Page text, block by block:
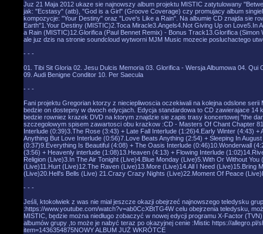
Juz 21 Maja 2012 ukaze sie najnowszy album projektu MISTIC zatytulowany
jak: "Ecstasy" (atb), "God is a Girl" (Groove Coverage) czy promujacy album
kompozycje: "Your Destiny" oraz "Love's Like a Rain". Na albumie CD znajda sie
Earth"1.Your Destiny (MISTIC)2.Toca Miracle3.Angels4.Not Giving Up on
a Rain (MISTIC)12.Glorifica (Paul Bennet Remix) - Bonus Track13.Glorifica
ale juz dzis na stronie soundcloud wytworni MJM Music mozecie posluchactego
- - -
01. Tibi Sit Gloria 02. Jesu Dulcis Memoria 03. Glorifica - Wersja Albumowa 04.
09. Audi Benigne Conditor 10. Per Saecula
- - -
Fani projektu Gregorian ktorzy z nieciepliwoscia oczekiwali na kolejna odslone
bedzie on dostepny w dwoch edycjach. Edycja standardowa to CD zawierajace
bedzie rowniez krazek DVD na ktorym znajdzie sie zapis trasy koncertowej "the
szczegolowym spisem zawartosci obu krazkow :CD - Masters Of Chant Chapter
Interlude (0:39)3.The Rose (3:43) + Late Fall Interlude (1:26)4.Early Winter (4:43)
Anything But Love Interlude (0:56)7.Love Beats Anything (2:54) + Sleeping In
(0:37)9.Everything Is Beautiful (4:08) + The Oasis Interlude (0:46)10.Wonderwall
(3:56) + Heavenly interlude (1:08)13.Heaven (4:13) + Flowing Interlude
Religion (Live)3.In The Air Tonight (Live)4.Blue Monday (Live)5.With Or Without
(Live)11.Hurt (Live)12.The Raven (Live)13.More (Live)14.All I Need (Live)15.Bring
(Live)20.Hell's Bells (Live) 21.Crazy Crazy Nights (Live)22.Moment Of Peace
- - -
Jeśli, ktokolwiek z was nie miał jeszcze okazji obejrzeć najnowszego teledysku
:https://www.youtube.com/watch?v=ab0CcXBtTG4W celu obejrzenia teledysku,
MISTIC, będzie można niedługo zobaczyć w nowej edycji programu X-Factor
albumów grupy ,to może je nabyć teraz po okazyjnej cenie :Mistic https://
item=1436354875NOWY ALBUM JUŻ WKRÓTCE